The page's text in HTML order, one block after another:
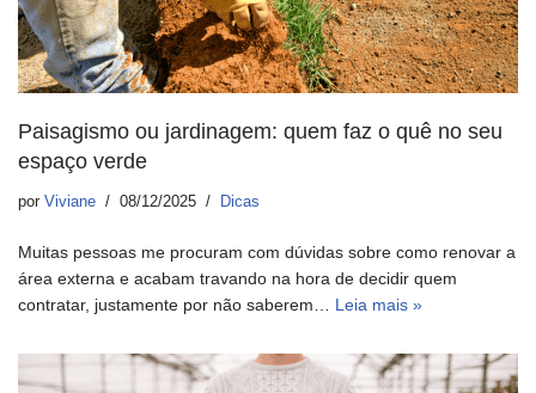
Paisagismo ou jardinagem: quem faz o quê no seu
espaço verde
por Viviane 08/12/2025 Dicas
Muitas pessoas me procuram com dúvidas sobre como renovar a
área externa e acabam travando na hora de decidir quem
contratar, justamente por não saberem… Leia mais »